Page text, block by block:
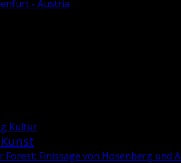
- Austria
Kultur
Finissage von Hosenberg und